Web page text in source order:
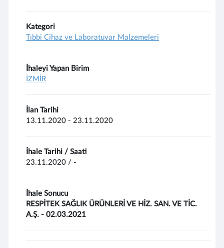
Kategori
Tıbbi Cihaz ve Laboratuvar Malzemeleri
İhaleyi Yapan Birim
İZMİR
İlan Tarihi
13.11.2020 - 23.11.2020
İhale Tarihi / Saati
23.11.2020 / -
İhale Sonucu
RESPİTEK SAĞLIK ÜRÜNLERİ VE HİZ. SAN. VE TİC.
A.Ş. - 02.03.2021